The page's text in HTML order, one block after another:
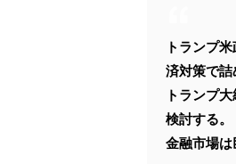
トランプ
済対策で詰
トランプ
検討する。
金融市場は